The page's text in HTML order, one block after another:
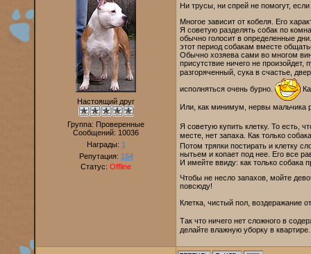
Настоящий друг
Группа: Проверенные
Сообщений: 10036
Награды: 1
Репутация: 154
Статус: Offline
Ни трусы, ни спрей не помогут,
Многое зависит от кобеля. Его
Я советую разделять собак по
обычно голосит в определенные
этот период собакам вместе
Обычно хозяева сами во многом
присутствие ничего не
разгоряченный, сука в счастье,
исполняться очень бурно.
Или, как минимум, нервы мальчика
Я советую купить клетку. То есть,
месте, нет запаха. Как только
Потом тряпки постирать и клетку
нытьем и копает под нее. Его все
И имейте ввиду: как только собака
Чтобы не несло запахов, мойте
повсюду!
Клетка, чистый пол, воздеражание
Так что ничего нет сложного в
делайте влажную уборку в